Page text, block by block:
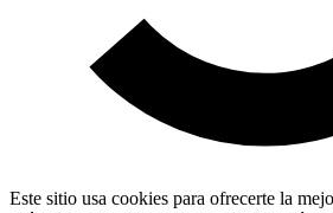
Este sitio usa cookies para ofrecerte la